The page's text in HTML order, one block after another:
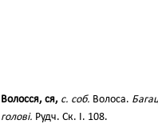
Волосся, ся, с. соб. Волоса.
голові. Рудч. Ск. І. 108.